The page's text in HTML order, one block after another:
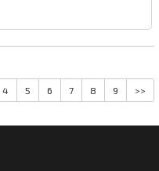
4 5 6 7 8 9 >>